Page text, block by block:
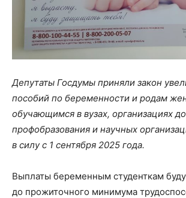
Депутаты Госдумы приняли закон
пособий по беременности и родам
обучающимся в вузах, организациях
профобразования и научных
в силу с 1 сентября 2025 года.
Выплаты беременным студенткам
до прожиточного минимума